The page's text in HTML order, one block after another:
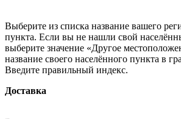
Выберите из списка название вашего
пункта. Если вы не нашли свой
выберите значение «Другое
название своего населённого пункта в
Введите правильный индекс.
Доставка